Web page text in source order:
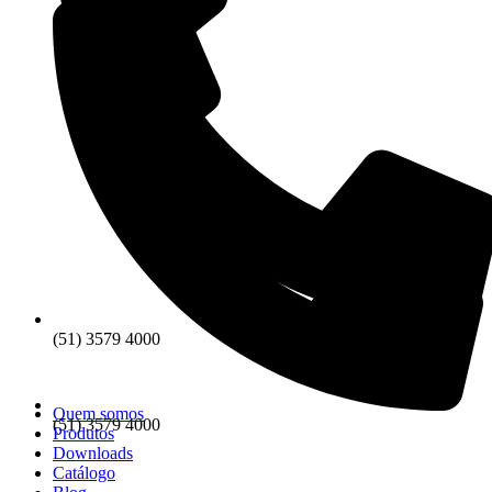
(51) 3579 4000
(51) 3579 4000
Quem somos
Produtos
Downloads
Catálogo